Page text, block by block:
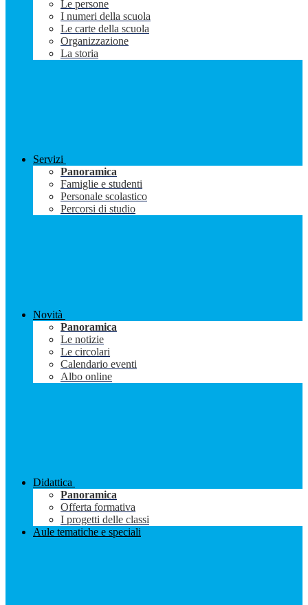
Le persone
I numeri della scuola
Le carte della scuola
Organizzazione
La storia
Servizi
Panoramica
Famiglie e studenti
Personale scolastico
Percorsi di studio
Novità
Panoramica
Le notizie
Le circolari
Calendario eventi
Albo online
Didattica
Panoramica
Offerta formativa
I progetti delle classi
Aule tematiche e speciali